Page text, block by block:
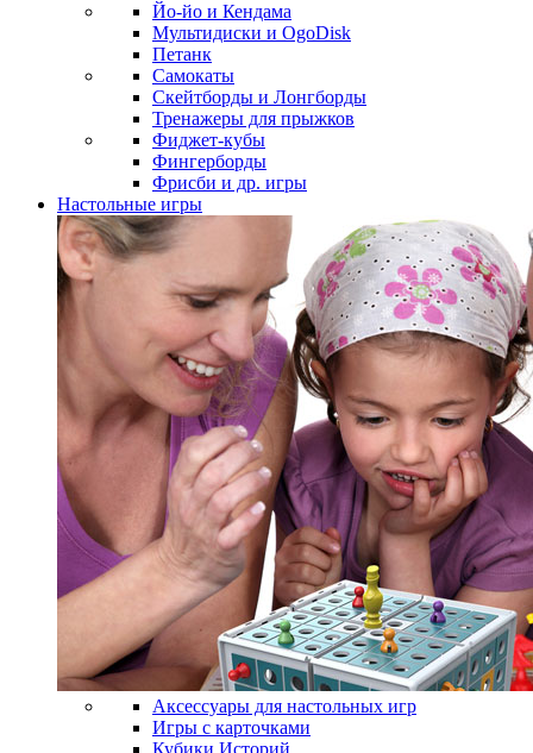
Йо-йо и Кендама
Мультидиски и OgoDisk
Петанк
Самокаты
Скейтборды и Лонгборды
Тренажеры для прыжков
Фиджет-кубы
Фингерборды
Фрисби и др. игры
Настольные игры
Аксессуары для настольных игр
Игры с карточками
Кубики Историй